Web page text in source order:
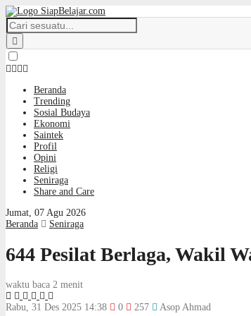
Beranda
Trending
Sosial Budaya
Ekonomi
Saintek
Profil
Opini
Religi
Seniraga
Share and Care
Jumat, 07 Agu 2026
Beranda
Seniraga
644 Pesilat Berlaga, Wakil
waktu baca 2 menit
Rabu, 31 Des 2025 14:38 0 257 Asop Ahmad